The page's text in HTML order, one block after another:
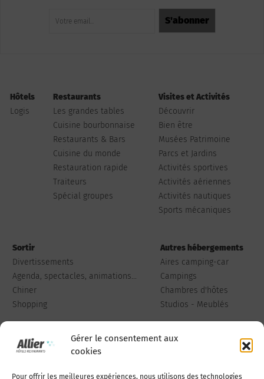
Gérer le consentement aux
cookies
Pour offrir les meilleures expériences, nous utilisons des technologies
Hôtels
Logis
Restaurants
Les grandes tables
Cuisine bourbonnaise
Restaurants & Bars
Cuisine du monde
Restauration rapide
Traiteurs
Spécial groupes
Visites et Activités
Découvrir
Bien être
Musées Patrimoine
Parcs et Jardins
Activités sportives
Activités aériennes
Activités nautiques
Sports mécaniques
Sortir
Divertissements
Agenda, spectacles, animations...
Chiner
Shopping
Autres hébergements
Aires camping-car
Campings
Chambres d'hôtes
Studios - Meublés